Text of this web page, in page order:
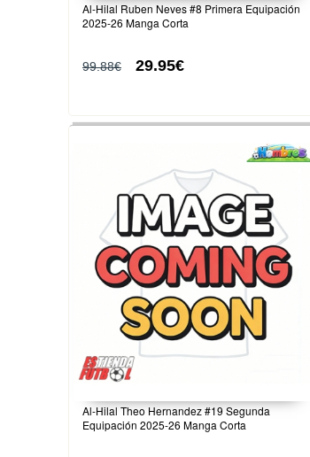
Al-Hilal Ruben Neves #8 Primera Equipación
2025-26 Manga Corta
99.88€ 29.95€
Al-Hilal Theo Hernandez #19 Segunda
Equipación 2025-26 Manga Corta